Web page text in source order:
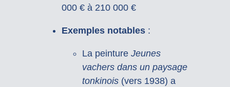
000 € à 210 000 €
Exemples notables:
La peinture Jeunes
vachers dans un paysage
tonkinois(vers 1938) a